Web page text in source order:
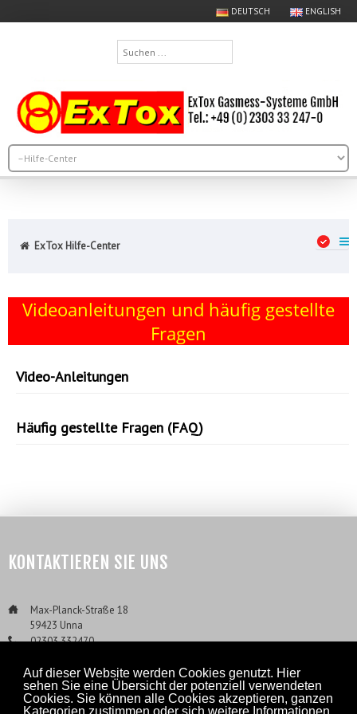
Auf dieser Website werden Cookies genutzt. Hier
sehen Sie eine Übersicht der potenziell verwendeten
Cookies. Sie können alle Cookies akzeptieren, ganzen
DEUTSCH ENGLISH
Suchen
...
ExTox Hilfe-Center
Videoanleitungen und häufig gestellte
Fragen
Video-Anleitungen
Häufig gestellte Fragen (FAQ)
KONTAKTIEREN SIE UNS
Max-Planck-Straße 18
59423 Unna
___02303 332470
___Info@ExTox.de